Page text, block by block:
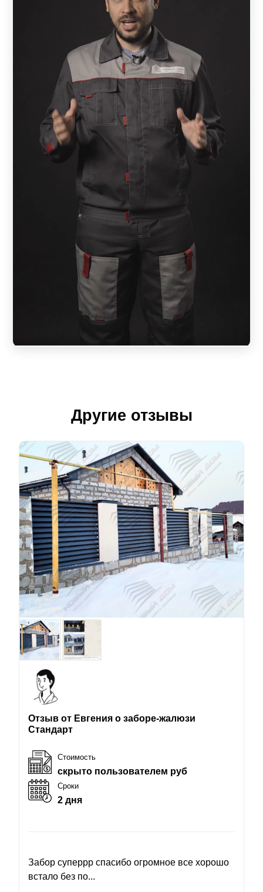
Другие отзывы
Отзыв от Евгения о заборе-жалюзи
Стандарт
Стоимость
скрыто пользователем руб
Сроки
2 дня
Забор суперрр спасибо огромное все хорошо
встало без по...